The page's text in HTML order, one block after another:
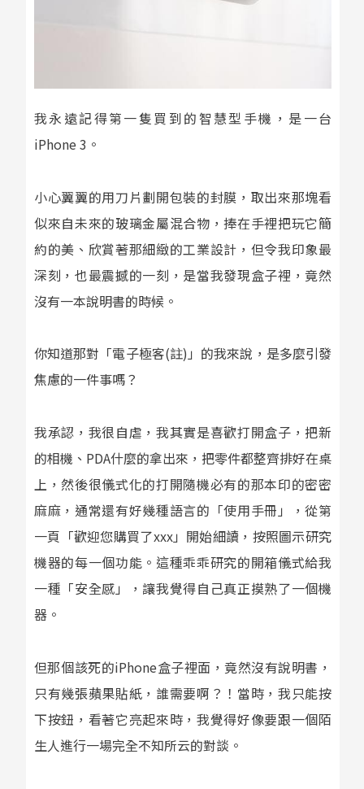
我永遠記得第一隻買到的智慧型手機，是一台
iPhone 3。
小心翼翼的用刀片劃開包裝的封膜，取出來那塊看
似來自未來的玻璃金屬混合物，捧在手裡把玩它簡
約的美、欣賞著那細緻的工業設計，但令我印象最
深刻，也最震撼的一刻，是當我發現盒子裡，竟然
沒有一本說明書的時候。
你知道那對「電子極客(註)」的我來說，是多麼引發
焦慮的一件事嗎？
我承認，我很自虐，我其實是喜歡打開盒子，把新
的相機、PDA什麼的拿出來，把零件都整齊排好在桌
上，然後很儀式化的打開隨機必有的那本印的密密
麻麻，通常還有好幾種語言的「使用手冊」，從第
一頁「歡迎您購買了xxx」開始細讀，按照圖示研究
機器的每一個功能。這種乖乖研究的開箱儀式給我
一種「安全感」，讓我覺得自己真正摸熟了一個機
器。
但那個該死的iPhone盒子裡面，竟然沒有說明書，
只有幾張蘋果貼紙，誰需要啊？！當時，我只能按
下按鈕，看著它亮起來時，我覺得好像要跟一個陌
生人進行一場完全不知所云的對談。